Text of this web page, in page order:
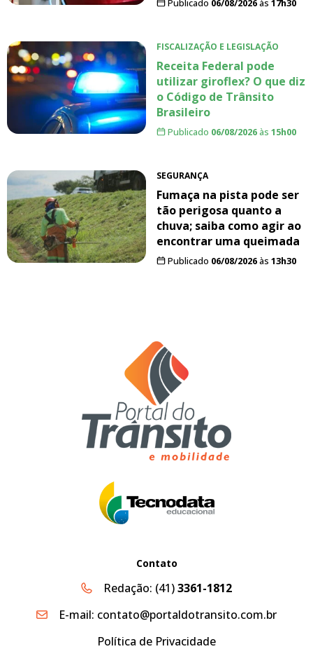
Publicado 06/08/2026às 17h30
FISCALIZAÇÃO E LEGISLAÇÃO
Receita Federal pode
utilizar giroflex? O que diz
o Código de Trânsito
Brasileiro
Publicado 06/08/2026às 15h00
SEGURANÇA
Fumaça na pista pode ser
tão perigosa quanto a
chuva; saiba como agir ao
encontrar uma queimada
Publicado 06/08/2026às 13h30
Contato
Redação: (41)3361-1812
E-mail: contato@portaldotransito.com.br
Política de Privacidade